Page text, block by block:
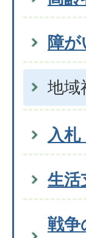
障
地域
入札
生活
戦争